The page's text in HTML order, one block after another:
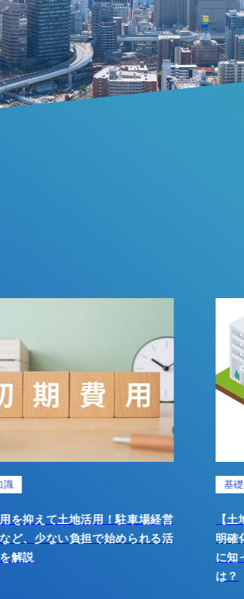
車場経営
られる活
【土地活用・基礎編】大切
明確化と経営方法。土地活
に知っておきたい基本的な